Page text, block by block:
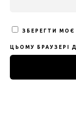
ЗБЕРЕГТИ МОЄ
ЦЬОМУ БРАУЗЕРІ